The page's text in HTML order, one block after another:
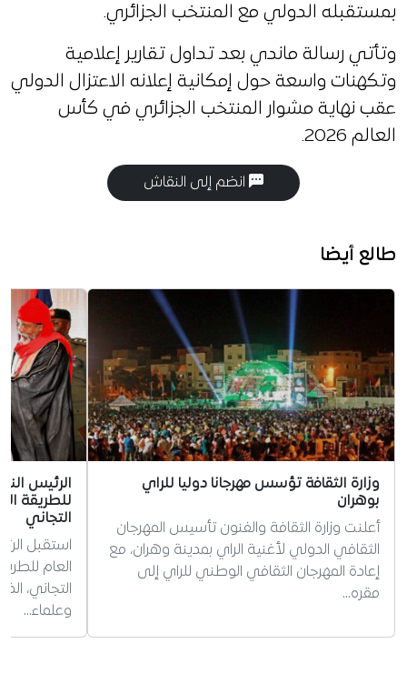
بمستقبله الدولي مع المنتخب الجزائري.
وتأتي رسالة ماندي بعد تداول تقارير إعلامية
وتكهنات واسعة حول إمكانية إعلانه الاعتزال الدولي
عقب نهاية مشوار المنتخب الجزائري في كأس
العالم 2026.
انضم إلى النقاش
طالع أيضا
وزارة الثقافة تؤسس مهرجانا دوليا للراي
بوهران
أعلنت وزارة الثقافة والفنون تأسيس المهرجان
الثقافي الدولي لأغنية الراي بمدينة وهران، مع
إعادة المهرجان الثقافي الوطني للراي إلى
مقره…
الرئيس
للطريقة
التجاني
استقبل
العام
التجاني،
وعلماء…